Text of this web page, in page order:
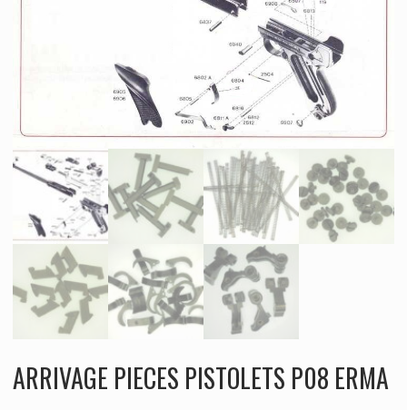
ARRIVAGE PIECES PISTOLETS P08 ERMA